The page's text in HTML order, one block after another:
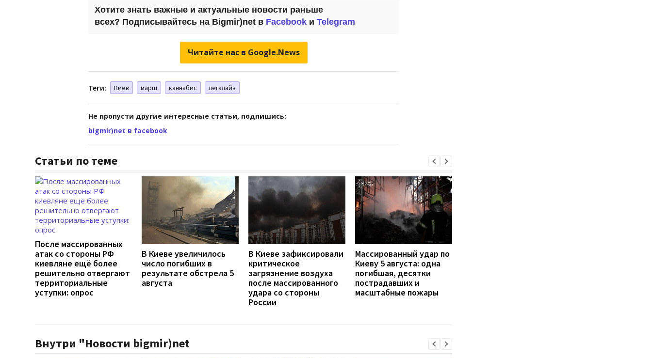
Хотите знать важные и актуальные новости раньше
всех? Подписывайтесь на Bigmir)net в Facebook и Telegram
Читайте нас в Google.News
Теги: Киев марш каннабис легалайз
Не пропусти другие интересные статьи, подпишись:
bigmir)net в facebook
Статьи по теме
После массированных
атак со стороны РФ
киевляне ещё более
решительно отвергают
территориальные
уступки: опрос
В Киеве увеличилось
число погибших в
результате обстрела 5
августа
В Киеве зафиксировали
критическое
загрязнение воздуха
после массированного
удара со стороны
России
Массированный удар по
Киеву 5 августа: одна
погибшая, десятки
пострадавших и
масштабные пожары
Внутри "Новости bigmir)net